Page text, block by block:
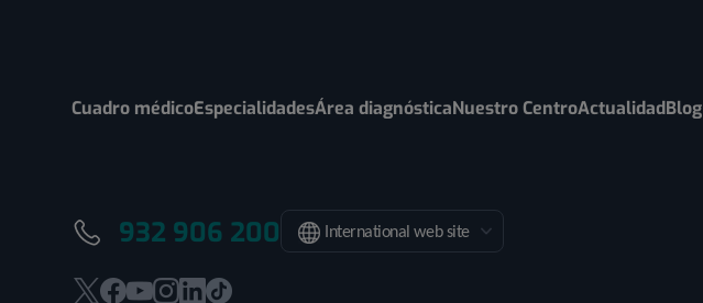
Cuadro médicoEspecialidadesÁrea diagnósticaNuestro CentroActualidadBlog
932 906 200 International web site